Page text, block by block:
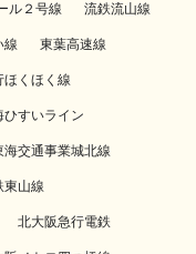
ル２号線 流鉄流山線
線 東葉高速線
ほくほく線
ひすいライン
海交通事業城北線
東山線
北大阪急行電鉄